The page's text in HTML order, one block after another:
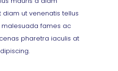
ut venenatis tellus
malesuada fames ac
pharetra iaculis at